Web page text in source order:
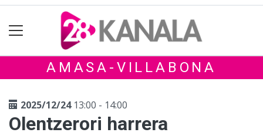
AMASA-VILLABONA
2025/12/2413:00 - 14:00
Olentzerori harrera